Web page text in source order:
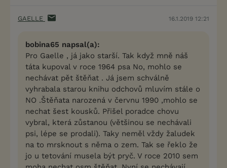
GAELLE 16.1.2019 12:21
bobina65 napsal(a):
Pro Gaelle , já jako starší. Tak když mně náš
táta kupoval v roce 1964 psa No, mohlo se
nechávat pět štěňat . Já jsem schválně
vyhrabala starou knihu odchovů mluvím stále o
NO .Štěňata narozená v červnu 1990 ,mohlo se
nechat šest kousků. Přišel poradce chovu
vybral, která zůstanou (většinou se nechávali
psi, lépe se prodali). Taky neměl vždy žaludek
na to mrsknout s něma o zem. Tak se řeklo že
jo u tetování musela být pryč. V roce 2010 sem